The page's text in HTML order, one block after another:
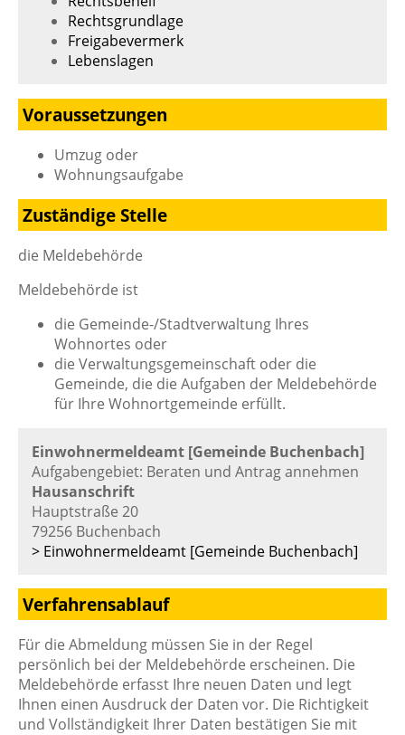
Rechtsgrundlage
Freigabevermerk
Lebenslagen
Voraussetzungen
Umzug oder
Wohnungsaufgabe
Zuständige Stelle
die Meldebehörde
Meldebehörde ist
die Gemeinde-/Stadtverwaltung Ihres
Wohnortes oder
die Verwaltungsgemeinschaft oder die
Gemeinde, die die Aufgaben der Meldebehörde
für Ihre Wohnortgemeinde erfüllt.
Einwohnermeldeamt [Gemeinde Buchenbach]
Aufgabengebiet: Beraten und Antrag annehmen
Hausanschrift
Hauptstraße 20
79256 Buchenbach
> Einwohnermeldeamt [Gemeinde Buchenbach]
Verfahrensablauf
Für die Abmeldung müssen Sie in der Regel
persönlich bei der Meldebehörde erscheinen. Die
Meldebehörde erfasst Ihre neuen Daten und legt
Ihnen einen Ausdruck der Daten vor. Die Richtigkeit
und Vollständigkeit Ihrer Daten bestätigen Sie mit